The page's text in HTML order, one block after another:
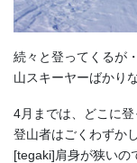
続々と登ってくるが
山スキーヤーばかり
4月までは、どこに
登山者はごくわずか
[tegaki]肩身が狭いの